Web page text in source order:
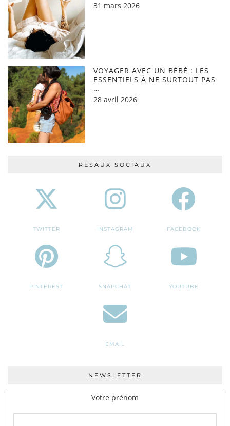
31 mars 2026
VOYAGER AVEC UN BÉBÉ : LES
ESSENTIELS À NE SURTOUT PAS
…
28 avril 2026
RESAUX SOCIAUX
TWITTER INSTAGRAM FACEBOOK
PINTEREST SNAPCHAT YOUTUBE
EMAIL
NEWSLETTER
Votre prénom